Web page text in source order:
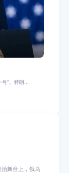
”。特朗...
舞台上，俄乌